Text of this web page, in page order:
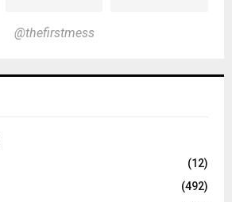
@thefirstmess
(12)
(492)